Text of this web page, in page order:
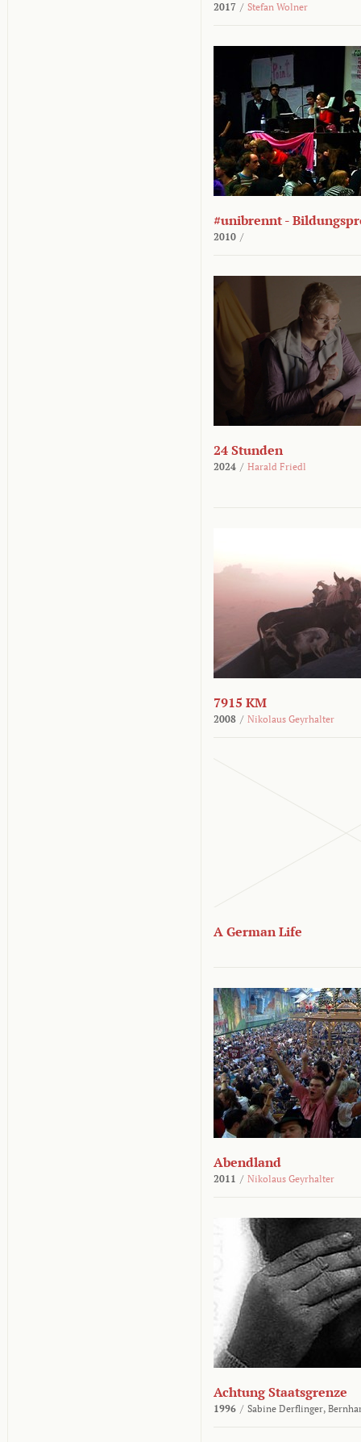
2017 / Stefan Wolner
#unibrennt -
2010 /
24 Stunden
2024 / Harald Friedl
7915 KM
2008 / Nikolaus Geyrhalter
A German Life
Abendland
2011 / Nikolaus Geyrhalter
Achtung Staatsgrenze
1996 / Sabine Derflinger,